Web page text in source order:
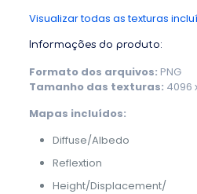
Visualizar todas as texturas
Informações do produto:
Formato dos arquivos: PNG
Tamanho das texturas: 4096
Mapas incluídos:
Diffuse/Albedo
Reflextion
Height/Displacement/